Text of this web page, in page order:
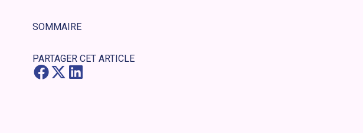
SOMMAIRE
PARTAGER CET ARTICLE